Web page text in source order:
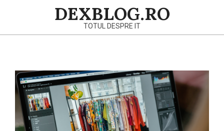
DEXBLOG.RO
TOTUL DESPRE IT
Navigation
Menu